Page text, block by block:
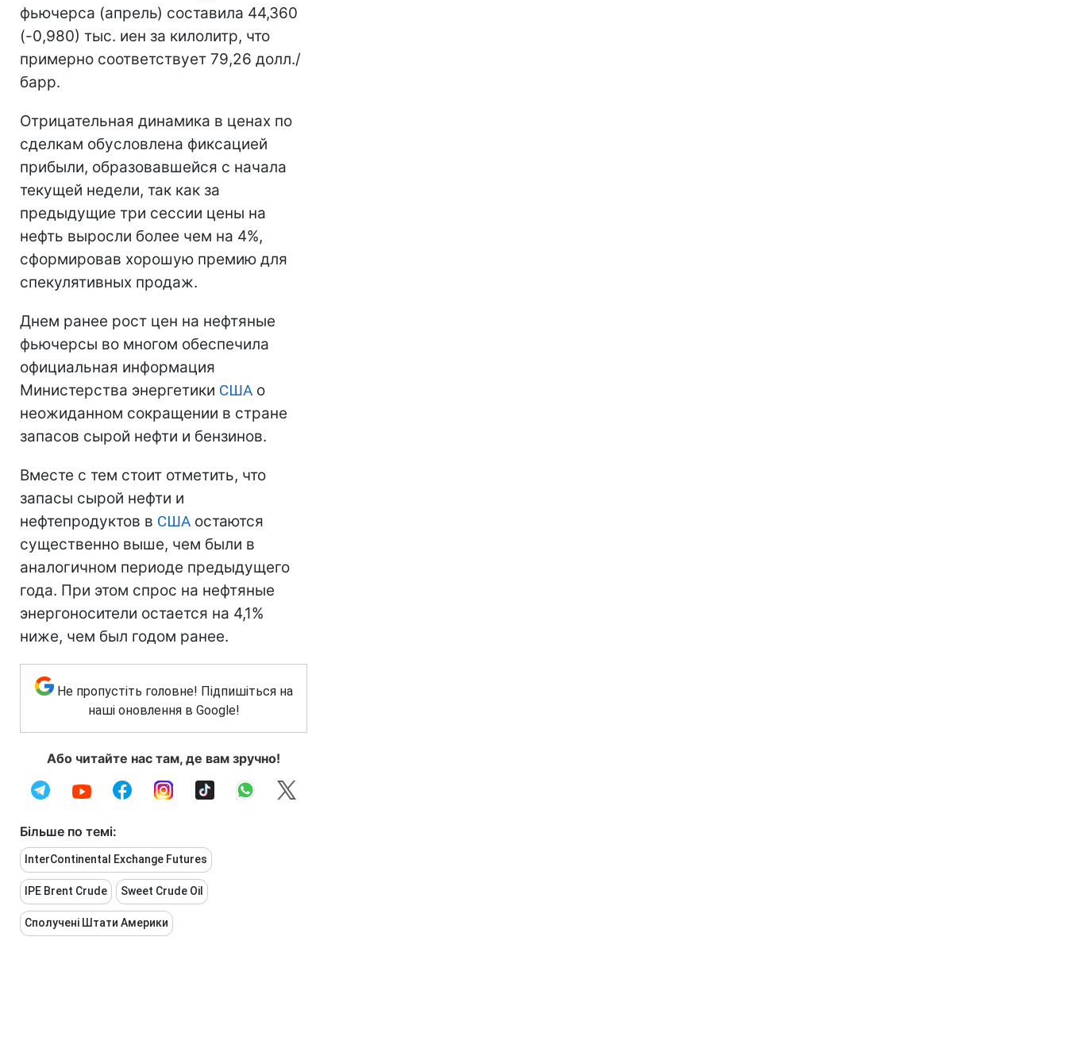
фьючерса (апрель) составила 44,360
(-0,980) тыс. иен за килолитр, что
примерно соответствует 79,26 долл./
барр.
Отрицательная динамика в ценах по
сделкам обусловлена фиксацией
прибыли, образовавшейся с начала
текущей недели, так как за
предыдущие три сессии цены на
нефть выросли более чем на 4%,
сформировав хорошую премию для
спекулятивных продаж.
Днем ранее рост цен на нефтяные
фьючерсы во многом обеспечила
официальная информация
Министерства энергетики США о
неожиданном сокращении в стране
запасов сырой нефти и бензинов.
Вместе с тем стоит отметить, что
запасы сырой нефти и
нефтепродуктов в США остаются
существенно выше, чем были в
аналогичном периоде предыдущего
года. При этом спрос на нефтяные
энергоносители остается на 4,1%
ниже, чем был годом ранее.
Не пропустіть головне! Підпишіться на
наші оновлення в Google!
Або читайте нас там, де вам зручно!
Більше по темі:
InterContinental Exchange Futures
IPE Brent Crude Sweet Crude Oil
Сполучені Штати Америки